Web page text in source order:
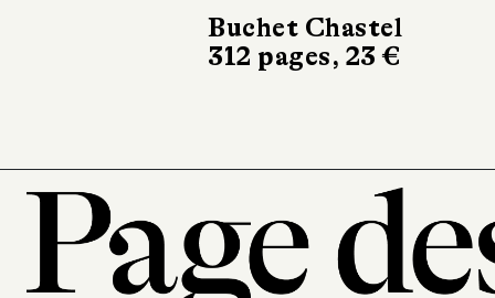
Buchet Chastel
312 pages, 23 €